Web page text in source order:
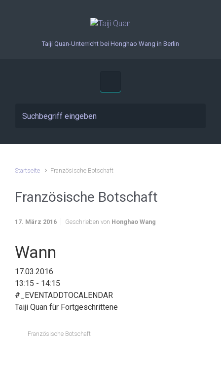
Taiji Quan-Unterricht bei Honghao Wang in Berlin
Startseite Französische Botschaft
Französische Botschaft
17. März 2016 Geschrieben von Honghao Wang
Wann
17.03.2016
13:15 - 14:15
#_EVENTADDTOCALENDAR
Taiji Quan für Fortgeschrittene
Französische Botschaft